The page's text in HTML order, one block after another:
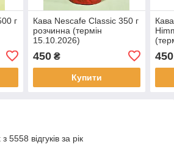
г
Кава Nescafe Classic 350 г
розчинна (термін
15.10.2026)
450₴
Купити
450
5558 відгуків за рік